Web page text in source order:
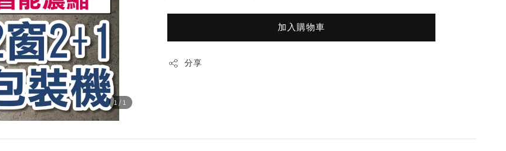
1/1
加入購物車
分享